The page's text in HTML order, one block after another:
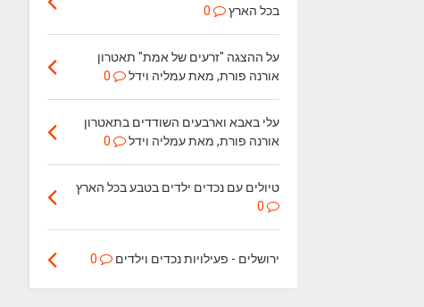
בכל הארץ
על ההצגה "זרעים של אמת" תאטרון
אורנה פורת, מאת עמליה וידל
עלי באבא וארבעים השודדים בתאטרון
אורנה פורת, מאת עמליה וידל
טיולים עם נכדים ילדים בטבע בכל הארץ
ירושלים - פעילויות נכדים וילדים